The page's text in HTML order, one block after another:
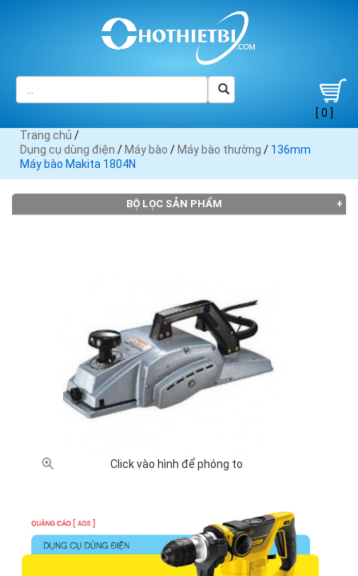
[ 0 ]
Trang chủ /
Dụng cụ dùng điện / Máy bào / Máy bào thường / 136mm
Máy bào Makita 1804N
BỘ LỌC SẢN PHẨM
MaxPro
(1)
Skil (2)
Stanley
(1)
XUẤT XỨ
Nhật
Bản (8)
Quốc
Đài
Loan
GIÁ BÁN
Click vào hình để phóng to